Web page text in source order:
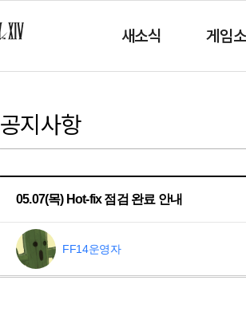
새소식 게임
공지사항
05.07(목) Hot-fix 점검 완료 안내
FF14운영자